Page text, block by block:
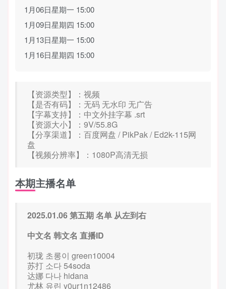
1月06日星期一 15:00
1月09日星期四 15:00
1月13日星期一 15:00
1月16日星期四 15:00
【资源类型】：视频
【是否有码】：无码 无水印 无广告
【字幕支持】：中文外挂字幕 .srt
【资源大小】：9V/55.8G
【分享渠道】：百度网盘 / PikPak / Ed2k-115网
盘
【视频分辨率】：1080P高清无损
本期主播名单
2025.01.06 第五期 名单 从左到右
中文名 韩文名 直播ID
初珑 초롱이 green10004
苏打 소다 54soda
达娜 다나 hidana
尤林 유린 y0ur1n12486